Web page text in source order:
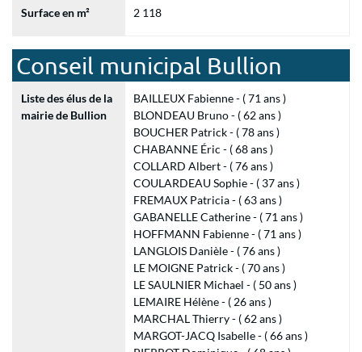
Surface en m² 2 118
Conseil municipal Bullion
Liste des élus de la
mairie de Bullion
BAILLEUX Fabienne - ( 71 ans )
BLONDEAU Bruno - ( 62 ans )
BOUCHER Patrick - ( 78 ans )
CHABANNE Éric - ( 68 ans )
COLLARD Albert - ( 76 ans )
COULARDEAU Sophie - ( 37 ans )
FREMAUX Patricia - ( 63 ans )
GABANELLE Catherine - ( 71 ans )
HOFFMANN Fabienne - ( 71 ans )
LANGLOIS Danièle - ( 76 ans )
LE MOIGNE Patrick - ( 70 ans )
LE SAULNIER Michael - ( 50 ans )
LEMAIRE Hélène - ( 26 ans )
MARCHAL Thierry - ( 62 ans )
MARGOT-JACQ Isabelle - ( 66 ans )